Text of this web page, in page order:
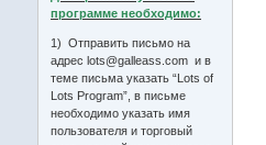
программе необходимо:
1) Отправить письмо на
адрес lots@galleass.com и в
теме письма указать “Lots of
Lots Program”, в письме
необходимо указать имя
пользователя и торговый